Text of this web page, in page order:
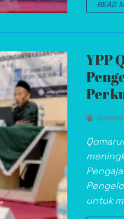
READ
YPP
untuk